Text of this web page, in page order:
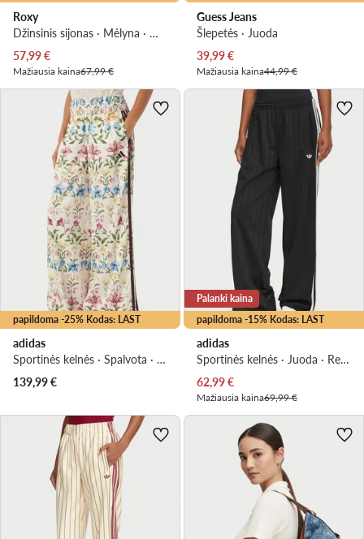
Roxy
Džinsinis sijonas · Mėlyna · Midi
Dabartinė kaina
57,99€
Mažiausia kaina67,99 €
Guess Jeans
Šlepetės · Juoda
Dabartinė kaina
39,99€
Mažiausia kaina44,99 €
papildoma -25% Kodas: LAST
adidas
Sportinės kelnės · Spalvota · Relaxed Fit
139,99€
papildoma -15% Kodas: LAST
Palanki kaina
adidas
Sportinės kelnės · Juoda · Relaxed Fit
Dabartinė kaina
62,99€
Mažiausia kaina69,99 €